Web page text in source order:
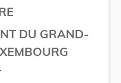
DU GRAND-